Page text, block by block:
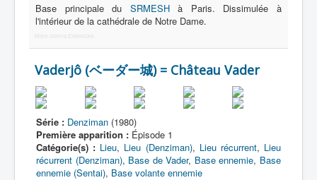
Base principale du SRMESHà Paris. Dissimulée à
l'intérieur de la cathédrale de Notre Dame.
More Joomla Extensions
Vaderjô (ベーダー城) = Château Vader
Série : Denziman (1980)
Première apparition : Épisode 1
Catégorie(s) : Lieu, Lieu (Denziman), Lieu récurrent, Lieu
récurrent (Denziman), Base de Vader, Base ennemie, Base
ennemie (Sentai), Base volante ennemie